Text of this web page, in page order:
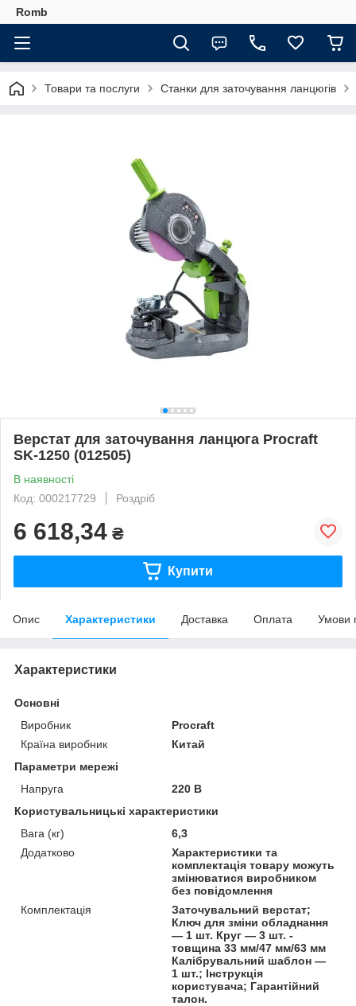
Romb
Товари та послуги Станки для заточування ланцюгів
Верстат для заточування ланцюга Procraft
SK-1250 (012505)
В наявності
Код: 000217729
Роздріб
6 618,34 ₴
Купити
Опис Характеристики Доставка Оплата Умови
Характеристики
Основні
Виробник
Procraft
Країна виробник
Китай
Параметри мережі
Напруга
220 В
Користувальницькі характеристики
Вага (кг)
6,3
Додатково
Характеристики та
комплектація товару можуть
змінюватися виробником
без повідомлення
Комплектація
Заточувальний верстат;
Ключ для зміни обладнання
— 1 шт. Круг — 3 шт. -
товщина 33 мм/47 мм/63 мм
Калібрувальний шаблон —
1 шт.; Інструкція
користувача; Гарантійний
талон.